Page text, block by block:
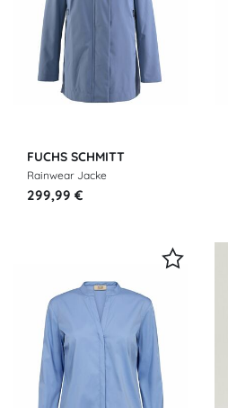
FUCHS SCHMITT
Rainwear Jacke
299,99 €